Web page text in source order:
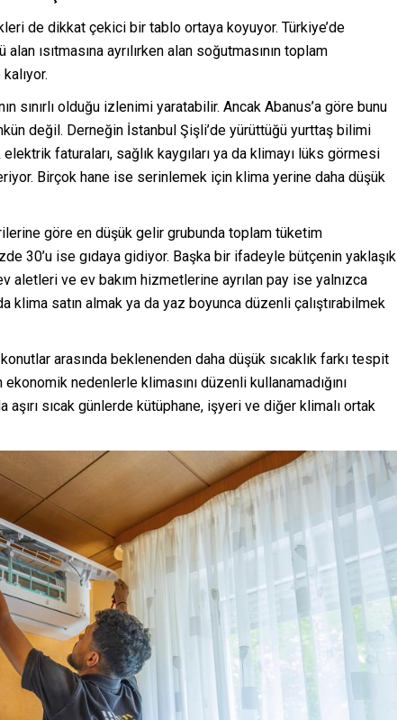
de dikkat çekici bir tablo ortaya koyuyor. Türkiye’de
ısıtmasına ayrılırken alan soğutmasının toplam
sınırlı olduğu izlenimi yaratabilir. Ancak Abanus’a göre bunu
değil. Derneğin İstanbul Şişli’de yürüttüğü yurttaş bilimi
faturaları, sağlık kaygıları ya da klimayı lüks görmesi
Birçok hane ise serinlemek için klima yerine daha düşük
göre en düşük gelir grubunda toplam tüketim
30’u ise gıdaya gidiyor. Başka bir ifadeyle bütçenin yaklaşık
aletleri ve ev bakım hizmetlerine ayrılan pay ise yalnızca
klima satın almak ya da yaz boyunca düzenli çalıştırabilmek
arasında beklenenden daha düşük sıcaklık farkı tespit
nedenlerle klimasını düzenli kullanamadığını
sıcak günlerde kütüphane, işyeri ve diğer klimalı ortak